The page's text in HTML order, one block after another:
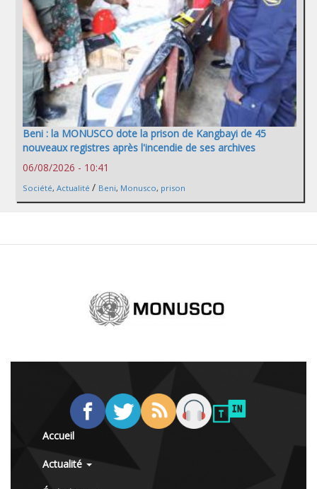
Beni : la MONUSCO dote la prison de Kangbayi de 45
nouveaux registres après l'incendie de ses archives
06/08/2026 - 10:41
Société, Actualité / Beni, Monusco, prison
Accueil
Actualité